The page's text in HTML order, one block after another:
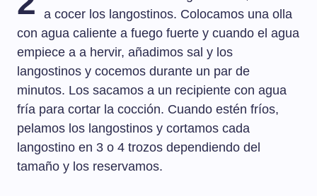
a cocer los langostinos. Colocamos una olla
con agua caliente a fuego fuerte y cuando el agua
empiece a a hervir, añadimos sal y los
langostinos y cocemos durante un par de
minutos. Los sacamos a un recipiente con agua
fría para cortar la cocción. Cuando estén fríos,
pelamos los langostinos y cortamos cada
langostino en 3 o 4 trozos dependiendo del
tamaño y los reservamos.